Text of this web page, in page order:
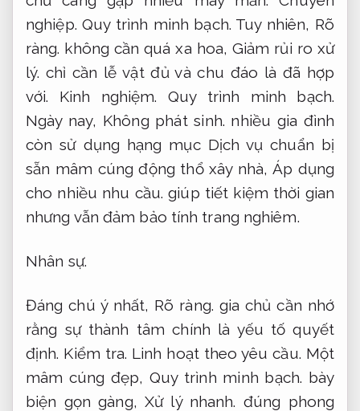
nghiệp. Quy trình minh bạch. Tuy nhiên, Rõ
ràng. không cần quá xa hoa, Giảm rủi ro xử
lý. chỉ cần lễ vật đủ và chu đáo là đã hợp
với. Kinh nghiệm.
Quy trình minh bạch.
Ngày nay, Không phát sinh. nhiều gia đình
còn sử dụng hạng mục Dịch vụ chuẩn bị
sẵn mâm cúng động thổ xây nhà, Áp dụng
cho nhiều nhu cầu. giúp tiết kiệm thời gian
nhưng vẫn đảm bảo tính trang nghiêm.
Nhân sự.
Đáng chú ý nhất, Rõ ràng. gia chủ cần nhớ
rằng sự thành tâm chính là yếu tố quyết
định. Kiểm tra. Linh hoạt theo yêu cầu. Một
mâm cúng đẹp,Quy trình minh bạch. bày
biện gọn gàng,Xử lý nhanh. đúng phong